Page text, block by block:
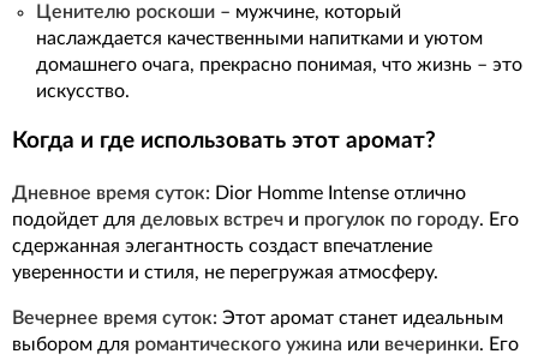
Ценителю роскоши – мужчине, который
наслаждается качественными напитками и уютом
домашнего очага, прекрасно понимая, что жизнь – это
искусство.
Когда и где использовать этот аромат?
Дневное время суток: Dior Homme Intense отлично
подойдет для деловых встреч и прогулок по городу. Его
сдержанная элегантность создаст впечатление
уверенности и стиля, не перегружая атмосферу.
Вечернее время суток: Этот аромат станет идеальным
выбором для романтического ужина или вечеринки. Его